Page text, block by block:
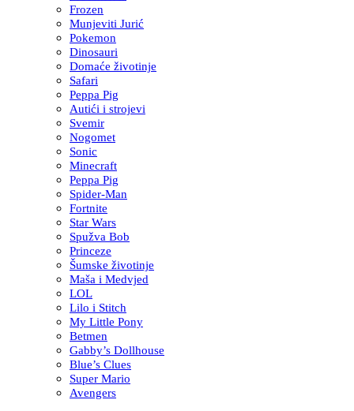
Frozen
Munjeviti Jurić
Pokemon
Dinosauri
Domaće životinje
Safari
Peppa Pig
Autići i strojevi
Svemir
Nogomet
Sonic
Minecraft
Peppa Pig
Spider-Man
Fortnite
Star Wars
Spužva Bob
Princeze
Šumske životinje
Maša i Medvjed
LOL
Lilo i Stitch
My Little Pony
Betmen
Gabby’s Dollhouse
Blue’s Clues
Super Mario
Avengers